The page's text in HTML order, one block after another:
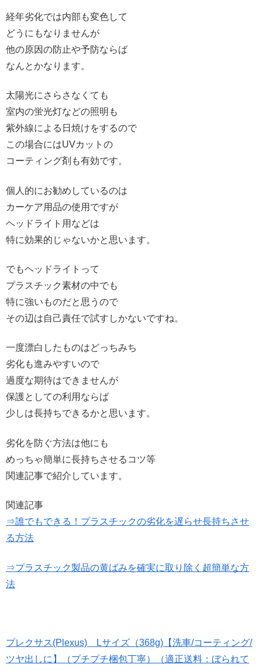
経年劣化では内部も変色して
どうにもなりませんが
他の原因の防止や予防ならば
なんとかなります。
太陽光にさらさなくても
室内の蛍光灯などの照明も
紫外線による日焼けをするので
この場合にはUVカットの
コーティング剤も有効です。
個人的にお勧めしているのは
カーケア用品の使用ですが
ヘッドライト用などは
特に効果的じゃないかと思います。
でもヘッドライトって
プラスチック素材の中でも
特に強いものだと思うので
その辺は自己責任で試すしかないですね。
一度漂白したものはどっちみち
劣化も進みやすいので
過度な期待はできませんが
保護としての利用ならば
少しは長持ちできるかと思います。
劣化を防ぐ方法は他にも
めっちゃ簡単に長持ちさせるコツ等
関連記事で紹介しています。
関連記事
⇒誰でもできる！プラスチックの劣化を遅らせ長持ちさせ
る方法
⇒プラスチック製品の黄ばみを確実に取り除く超簡単な方
法
プレクサス(Plexus) Lサイズ（368g)【洗車/コーティング/
ツヤ出しに】（プチプチ梱包丁寧）（適正送料：ぼられて